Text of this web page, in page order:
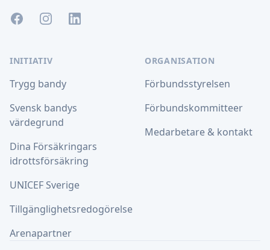
FacebookInstagramLinkedIn
INITIATIV
Trygg bandy
Svensk bandys
värdegrund
Dina Försäkringars
idrottsförsäkring
UNICEF Sverige
Tillgänglighetsredogörelse
Arenapartner
ORGANISATION
Förbundsstyrelsen
Förbundskommitteer
Medarbetare & kontakt